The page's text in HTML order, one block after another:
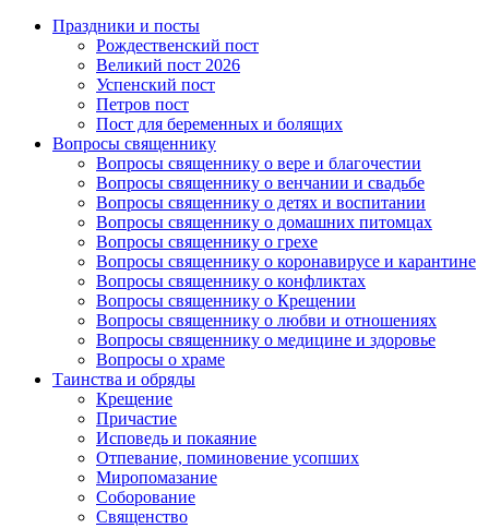
Праздники и посты
Рождественский пост
Великий пост 2026
Успенский пост
Петров пост
Пост для беременных и болящих
Вопросы священнику
Вопросы священнику о вере и благочестии
Вопросы священнику о венчании и свадьбе
Вопросы священнику о детях и воспитании
Вопросы священнику о домашних питомцах
Вопросы священнику о грехе
Вопросы священнику о коронавирусе и карантине
Вопросы священнику о конфликтах
Вопросы священнику о Крещении
Вопросы священнику о любви и отношениях
Вопросы священнику о медицине и здоровье
Вопросы о храме
Таинства и обряды
Крещение
Причастие
Исповедь и покаяние
Отпевание, поминовение усопших
Миропомазание
Соборование
Священство